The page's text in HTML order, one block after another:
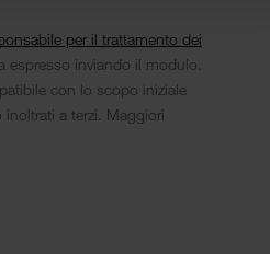
per il trattamento dei
espresso inviando il modulo.
con lo scopo iniziale
a terzi. Maggiori